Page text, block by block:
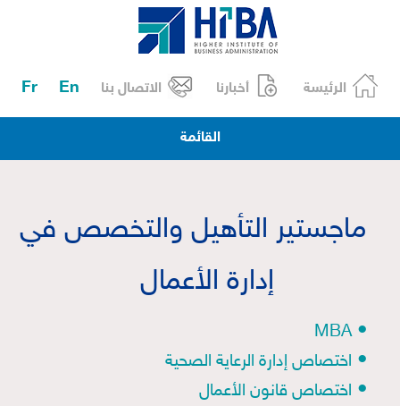
الرئيسة أخبارنا الاتصال بنا En
Fr
القائمة
ماجستير التأهيل والتخصص في
إدارة الأعمال
•
MBA
• اختصاص إدارة الرعاية الصحية
• اختصاص قانون الأعمال